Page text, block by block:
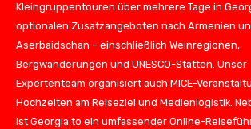
Kleingruppentouren über mehrere Tage in
optionalen Zusatzangeboten nach Armenien
Aserbaidschan – einschließlich Weinregionen,
Bergwanderungen und UNESCO-Stätten. Unser
Expertenteam organisiert auch MICE-
Hochzeiten am Reiseziel und Medienlogistik.
ist Georgia.to ein umfassender Online-